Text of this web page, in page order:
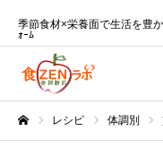
季節食材×栄養面で生活を豊
ｫｰﾑ
レシピ 体調別